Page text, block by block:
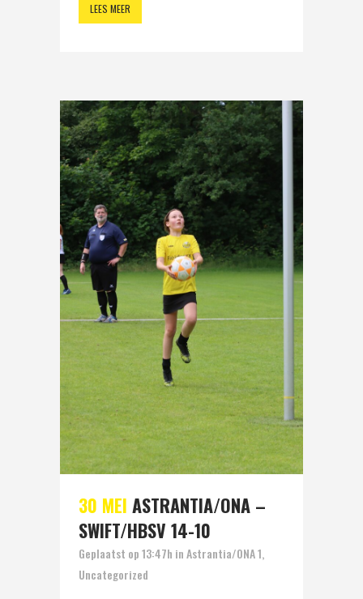
LEES MEER
30 MEI ASTRANTIA/ONA –
SWIFT/HBSV 14-10
Geplaatst op 13:47h inAstrantia/ONA 1,
Uncategorized